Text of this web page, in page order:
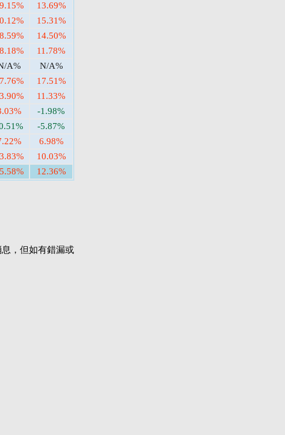
13.69%
15.31%
14.50%
11.78%
A%
N/A%
17.51%
11.33%
-1.98%
-5.87%
6.98%
10.03%
12.36%
，但如有錯漏或